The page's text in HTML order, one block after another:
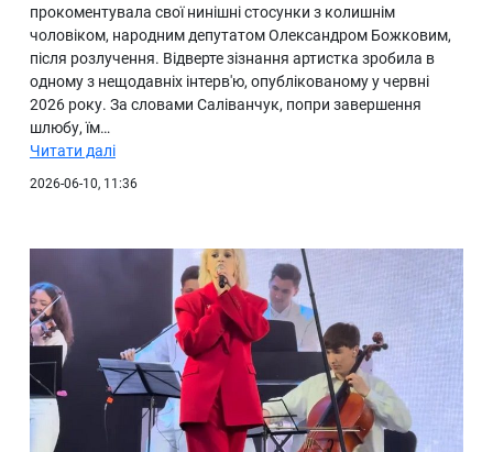
прокоментувала свої нинішні стосунки з колишнім
чоловіком, народним депутатом Олександром Божковим,
після розлучення. Відверте зізнання артистка зробила в
одному з нещодавніх інтерв'ю, опублікованому у червні
2026 року. За словами Саліванчук, попри завершення
шлюбу, їм…
Читати далі
2026-06-10, 11:36